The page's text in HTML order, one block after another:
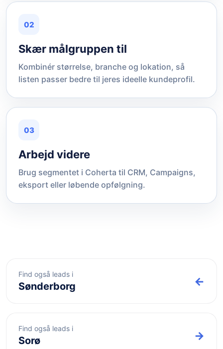
02
Skær målgruppen til
Kombinér størrelse, branche og lokation, så
listen passer bedre til jeres ideelle kundeprofil.
03
Arbejd videre
Brug segmentet i Coherta til CRM, Campaigns,
eksport eller løbende opfølgning.
Find også leads i
Sønderborg ←
Find også leads i
Sorø →